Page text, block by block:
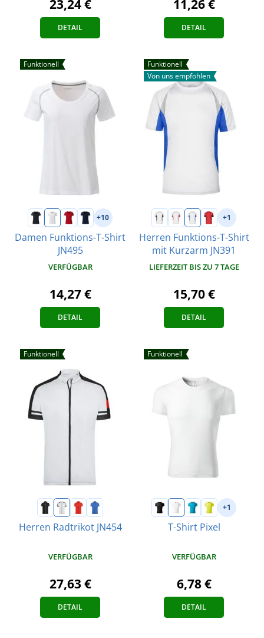
23,24 €
DETAIL
11,26 €
DETAIL
Funktionell
+10
Damen Funktions-T-Shirt
JN495
VERFÜGBAR
14,27 €
DETAIL
Funktionell
Von uns empfohlen
+1
Herren Funktions-T-Shirt
mit Kurzarm JN391
LIEFERZEIT BIS ZU 7 TAGE
15,70 €
DETAIL
Funktionell
Herren Radtrikot JN454
VERFÜGBAR
27,63 €
DETAIL
Funktionell
+1
T-Shirt Pixel
VERFÜGBAR
6,78 €
DETAIL